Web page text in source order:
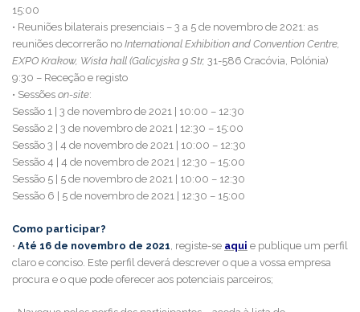
15:00
• Reuniões bilaterais presenciais – 3 a 5 de novembro de 2021: as
reuniões decorrerão no International Exhibition and Convention Centre,
EXPO Krakow, Wisła hall (Galicyjska 9 Str, 31-586 Cracóvia, Polónia)
9:30 – Receção e registo
• Sessões on-site:
Sessão 1 | 3 de novembro de 2021 | 10:00 – 12:30
Sessão 2 | 3 de novembro de 2021 | 12:30 – 15:00
Sessão 3 | 4 de novembro de 2021 | 10:00 – 12:30
Sessão 4 | 4 de novembro de 2021 | 12:30 – 15:00
Sessão 5 | 5 de novembro de 2021 | 10:00 – 12:30
Sessão 6 | 5 de novembro de 2021 | 12:30 – 15:00
Como participar?
• Até 16 de novembro de 2021 , registe-se aqui e publique um perfil
claro e conciso. Este perfil deverá descrever o que a vossa empresa
procura e o que pode oferecer aos potenciais parceiros;